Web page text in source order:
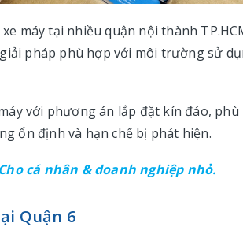
máy tại nhiều quận nội thành
pháp phù hợp với môi trường sử
với phương án lắp đặt kín đáo, phù
ổn định và hạn chế bị phát hiện.
cá nhân & doanh nghiệp nhỏ.
Quận 6